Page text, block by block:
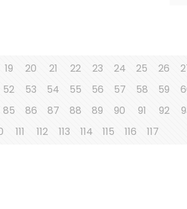
19 20 21 22 23 24 25 26
52 53 54 55 56 57 58 59
85 86 87 88 89 90 91 92
111 112 113 114 115 116
117